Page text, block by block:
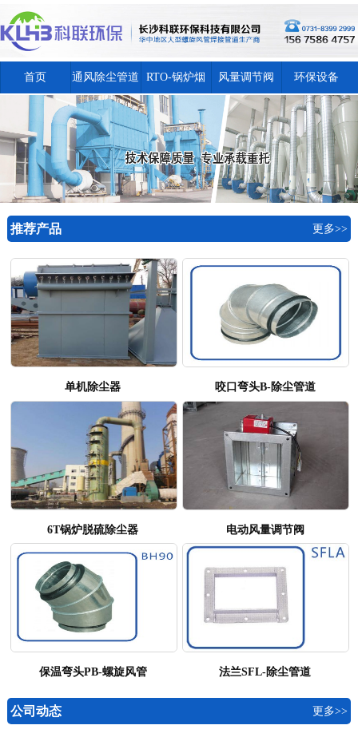
首页 通风除尘管道 RTO-锅炉烟
囱
风量调节阀 环保设备
推荐产品 更多>>
单机除尘器 咬口弯头B-除尘管道
6T锅炉脱硫除尘器 电动风量调节阀
保温弯头PB-螺旋风管 法兰SFL-除尘管道
公司动态 更多>>